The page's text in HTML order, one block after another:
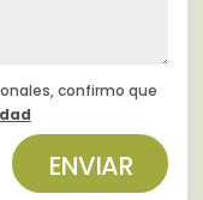
confirmo que
ENVIAR